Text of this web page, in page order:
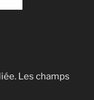
Les champs